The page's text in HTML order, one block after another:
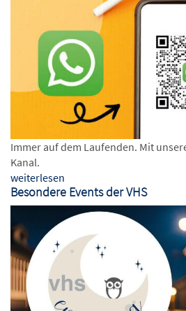
Immer auf dem Laufenden. Mit
Kanal.
weiterlesen
Besondere Events der VHS